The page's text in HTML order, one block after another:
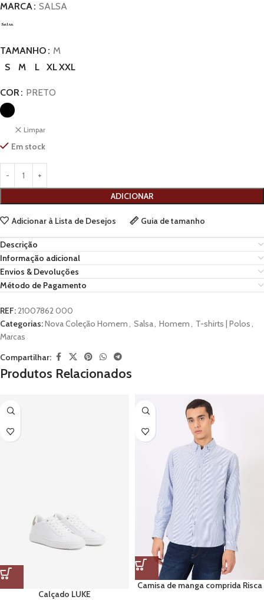
MARCA SALSA
TAMANHO
M
S
M L XLXXL
COR PRETO
Limpar
Em stock
ADICIONAR
Adicionar à Lista de Desejos Guia de tamanho
Descrição
Informação adicional
Envios & Devoluções
Método de Pagamento
REF:21007862 000
Categorias:Nova Coleção Homem, Salsa, Homem, T-shirts | Polos,
Marcas
Compartilhar:
Produtos Relacionados
Calçado LUKE
Camisa de manga comprida Risca